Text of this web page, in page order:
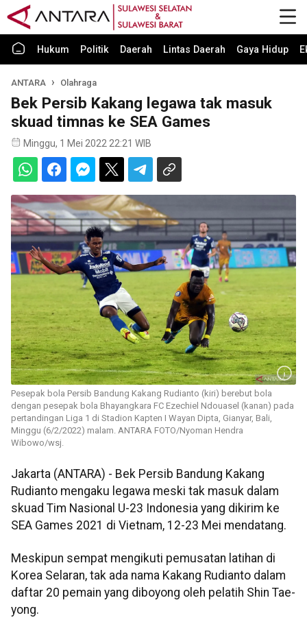
Hukum Politik Daerah Lintas Daerah Gaya Hidup
ANTARA Olahraga
Bek Persib Kakang legawa tak masuk
skuad timnas ke SEA Games
Minggu, 1 Mei 2022 22:21 WIB
Pesepak bola Persib Bandung Kakang Rudianto (kiri) berebut bola
dengan pesepak bola Bhayangkara FC Ezechiel Ndouasel (kanan) pada
pertandingan Liga 1 di Stadion Kapten I Wayan Dipta, Gianyar, Bali,
Minggu (6/2/2022) malam. ANTARA FOTO/Nyoman Hendra
Wibowo/wsj.
Jakarta (ANTARA) - Bek Persib Bandung Kakang
Rudianto mengaku legawa meski tak masuk dalam
skuad Tim Nasional U-23 Indonesia yang dikirim ke
SEA Games 2021 di Vietnam, 12-23 Mei mendatang.
Meskipun sempat mengikuti pemusatan latihan di
Korea Selaran, tak ada nama Kakang Rudianto dalam
daftar 20 pemain yang diboyong oleh pelatih Shin Tae-
yong.